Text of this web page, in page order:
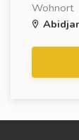
Wohnort